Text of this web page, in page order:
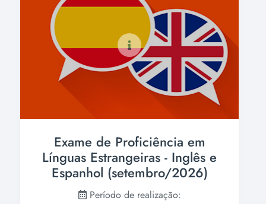
Exame de Proficiência em
Línguas Estrangeiras - Inglês e
Espanhol (setembro/2026)
Período de realização: